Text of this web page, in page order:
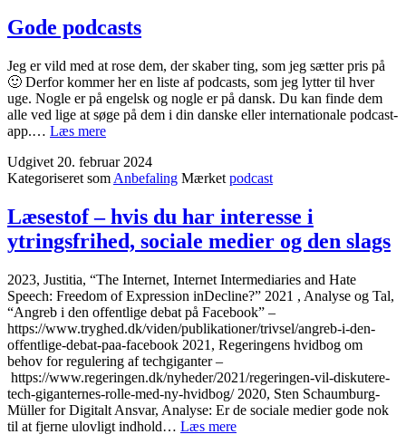
Gode podcasts
Jeg er vild med at rose dem, der skaber ting, som jeg sætter pris på
🙂 Derfor kommer her en liste af podcasts, som jeg lytter til hver
uge. Nogle er på engelsk og nogle er på dansk. Du kan finde dem
alle ved lige at søge på dem i din danske eller internationale podcast-
app.… Læs mereGode
Udgivet 20. februar 2024
Kategoriseret som Anbefaling Mærket podcast
Læsestof – hvis du har interesse i
ytringsfrihed, sociale medier og den slags
2023, Justitia, “The Internet, Internet Intermediaries and Hate
Speech: Freedom of Expression inDecline?” 2021 , Analyse og Tal,
“Angreb i den offentlige debat på Facebook” –
https://www.tryghed.dk/viden/publikationer/trivsel/angreb-i-den-
offentlige-debat-paa-facebook 2021, Regeringens hvidbog om
behov for regulering af techgiganter –
https://www.regeringen.dk/nyheder/2021/regeringen-vil-diskutere-
tech-giganternes-rolle-med-ny-hvidbog/ 2020, Sten Schaumburg-
Müller for Digitalt Ansvar, Analyse: Er de sociale medier gode nok
til at fjerne ulovligt indhold… Læs mereLæsestof